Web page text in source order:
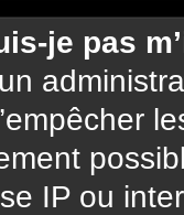
je pas
IP ou